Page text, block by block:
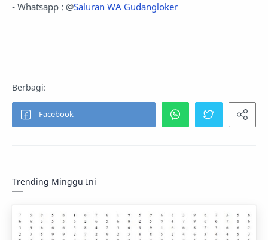
- Whatsapp : @Saluran WA Gudangloker
Trending Minggu Ini